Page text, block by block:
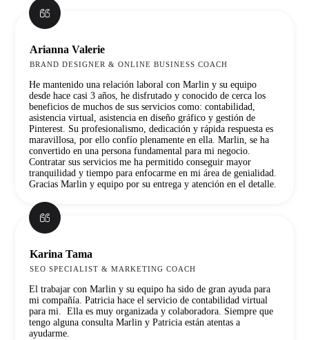
Arianna Valerie
BRAND DESIGNER & ONLINE BUSINESS COACH
He mantenido una relación laboral con Marlin y su equipo
desde hace casi 3 años, he disfrutado y conocido de cerca los
beneficios de muchos de sus servicios como: contabilidad,
asistencia virtual, asistencia en diseño gráfico y gestión de
Pinterest. Su profesionalismo, dedicación y rápida respuesta es
maravillosa, por ello confío plenamente en ella. Marlin, se ha
convertido en una persona fundamental para mi negocio.
Contratar sus servicios me ha permitido conseguir mayor
tranquilidad y tiempo para enfocarme en mi área de genialidad.
Gracias Marlin y equipo por su entrega y atención en el detalle.
Karina Tama
SEO SPECIALIST & MARKETING COACH
El trabajar con Marlin y su equipo ha sido de gran ayuda para
mi compañía. Patricia hace el servicio de contabilidad virtual
para mi. Ella es muy organizada y colaboradora. Siempre que
tengo alguna consulta Marlin y Patricia están atentas a
ayudarme.